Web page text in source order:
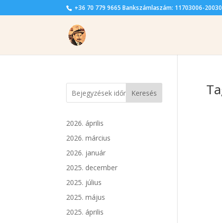
+36 70 779 9665 Bankszámlaszám: 11703006-
Keresés
2026. április
2026. március
2026. január
2025. december
2025. július
2025. május
2025. április